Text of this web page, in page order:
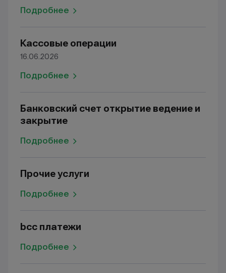
Подробнее
Кассовые операции
16.06.2026
Подробнее
Банковский счет открытие ведение и
закрытие
Подробнее
Прочие услуги
Подробнее
bcc платежи
Подробнее